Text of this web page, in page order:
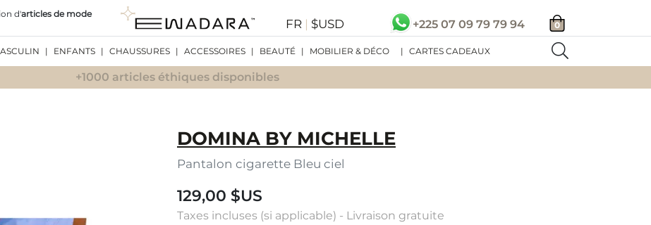
d'articles de mode
FR | $USD +225 07 09 79 79 94 0
| ENFANTS | CHAUSSURES | ACCESSOIRES | BEAUTÉ | MOBILIER & DÉCO | CARTES CADEAUX
+1000 articles éthiques disponibles
DOMINA BY MICHELLE
Pantalon cigarette Bleu ciel
129,00 $US
Taxes incluses (si applicable) - Livraison gratuite